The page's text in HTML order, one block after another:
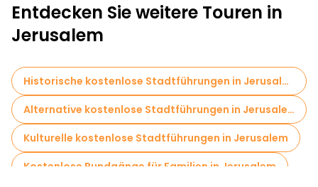
Entdecken Sie weitere Touren in
Jerusalem
Historische kostenlose Stadtführungen in Jerusalem
Alternative kostenlose Stadtführungen in Jerusalem
Kulturelle kostenlose Stadtführungen in Jerusalem
Kostenlose Rundgänge für Familien in Jerusalem